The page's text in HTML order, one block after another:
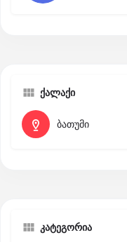
ქალაქი
ბათუმი
კატეგორია